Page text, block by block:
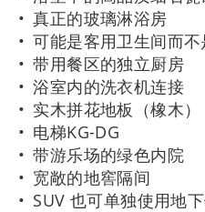
真正的玻璃淋浴房
可能是客用卫生间而不
带用餐区的独立厨房
浴室内的洗衣机连接
实木拼花地板（橡木）
电梯KG-DG
带游乐场的绿色内院
宽敞的地窖隔间
SUV 也可单独使用地